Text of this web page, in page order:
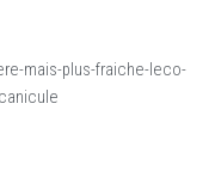
mais-plus-fraiche-leco-